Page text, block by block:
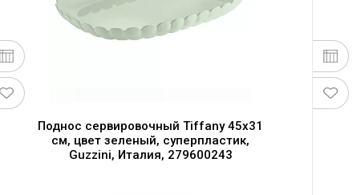
Поднос сервировочный Tiffany 45х31
см, цвет зеленый, суперпластик,
Guzzini, Италия, 279600243